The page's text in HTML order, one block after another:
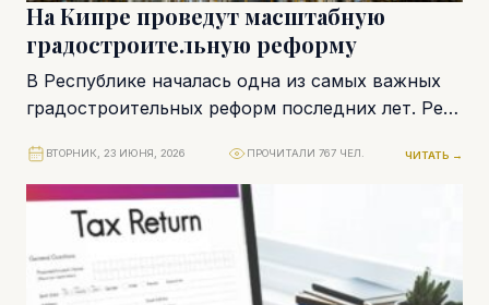
На Кипре проведут масштабную
градостроительную реформу
В Республике началась одна из самых важных
градостроительных реформ последних лет. Речь
ВТОРНИК, 23 ИЮНЯ, 2026 ПРОЧИТАЛИ 767 ЧЕЛ. ЧИТАТЬ →